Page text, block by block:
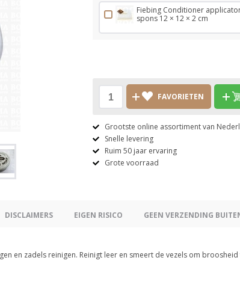
Fiebing Conditioner
spons 12 × 12 × 2 cm
FAVORIETEN
Grootste online assortiment van
Snelle levering
Ruim 50 jaar ervaring
Grote voorraad
DISCLAIMERS EIGEN RISICO GEEN VERZENDING
en zadels reinigen. Reinigt leer en smeert de vezels om